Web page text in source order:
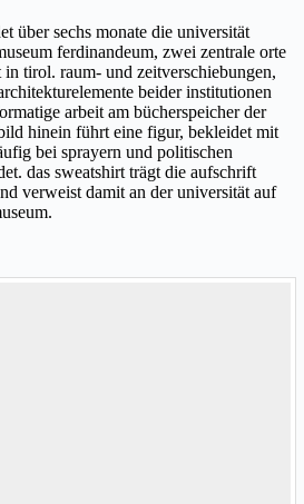
über sechs monate die universität
ferdinandeum, zwei zentrale orte
tirol. raum- und zeitverschiebungen,
beider institutionen
arbeit am bücherspeicher der
hinein führt eine figur, bekleidet mit
bei sprayern und politischen
das sweatshirt trägt die aufschrift
verweist damit an der universität auf